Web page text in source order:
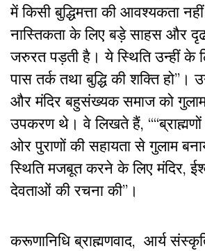
में किसी बुद्धिमत्ता की आवश्यकता
नास्तिकता के लिए बड़े साहस और
जरुरत पड़ती है। ये स्थिति उन्हीं के
पास तर्क तथा बुद्धि की शक्ति हो”।
और मंदिर बहुसंख्यक समाज को
उपकरण थे। वे लिखते हैं, ““ब्राह्मणों
ओर पुराणों की सहायता से गुलाम
स्थिति मजबूत करने के लिए मंदिर,
देवताओं की रचना की”।
करूणानिधि ब्राह्मणवाद, आर्य